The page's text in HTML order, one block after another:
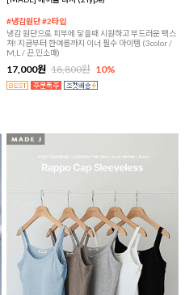
#냉감원단 #2타입
냉감 원단으로 피부에 닿을때 시원하고 부드러운 텍스
쳐! 지금부터 한여름까지 이너 필수 아이템 (3color /
M,L / 끈,민소매)
17,000원 18,800원 10%